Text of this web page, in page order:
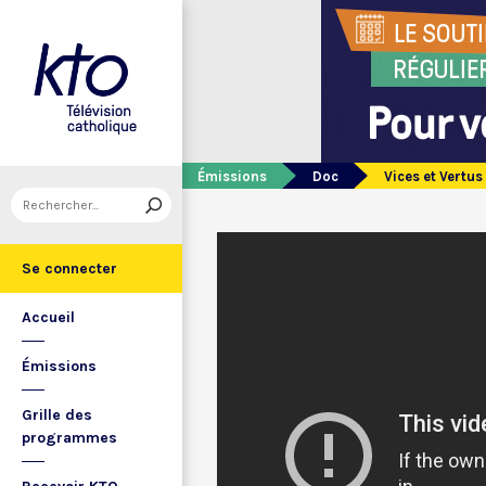
Se connecter
Accueil
Émissions
Grille des
programmes
Émissions Doc Vices et Vertus